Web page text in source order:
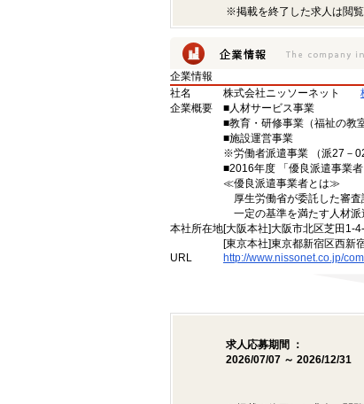
※掲載を終了した求人は閲
企業情報
社名
株式会社ニッソーネット
企業概要
■人材サービス事業
■教育・研修事業（福祉の教
■施設運営事業
※労働者派遣事業 （派27－
■2016年度 「優良派遣事業
≪優良派遣事業者とは≫
厚生労働省が委託した審査
一定の基準を満たす人材派
本社所在地[大阪本社]大阪市北区芝田
[東京本社]東京都新宿区西
URL
http://www.nissonet.co.jp/
求人応募期間 ：
2026/07/07 ～ 2026/12/31